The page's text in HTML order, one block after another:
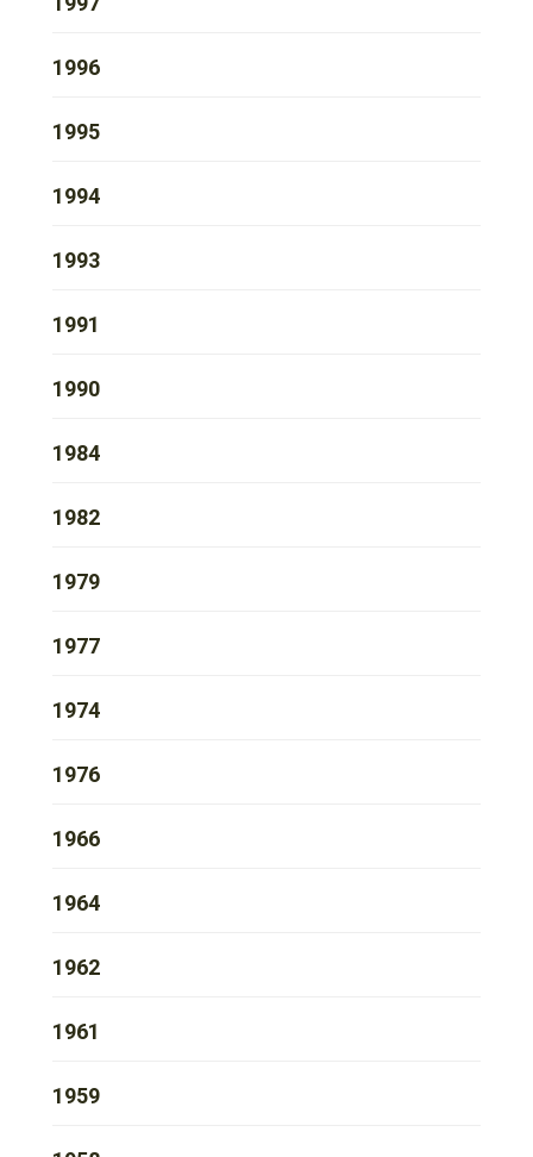
1996
1995
1994
1993
1991
1990
1984
1982
1979
1977
1974
1976
1966
1964
1962
1961
1959